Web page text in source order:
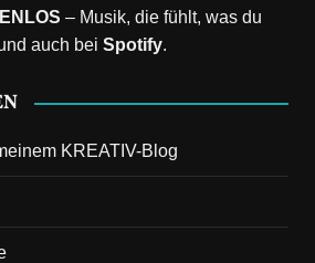
– Musik, die fühlt, was du
auch bei Spotify.
KREATIV-Blog